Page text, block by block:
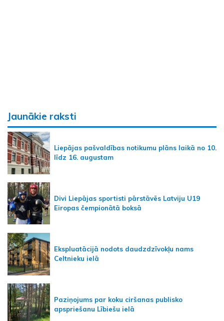
Jaunākie raksti
Liepājas pašvaldības notikumu plāns laikā no 10.
līdz 16. augustam
Divi Liepājas sportisti pārstāvēs Latviju U19
Eiropas čempionātā boksā
Ekspluatācijā nodots daudzdzīvokļu nams
Celtnieku ielā
Paziņojums par koku ciršanas publisko
apspriešanu Lībiešu ielā